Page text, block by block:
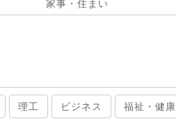
家事・住まい
理工 ビジネス 福祉・健康